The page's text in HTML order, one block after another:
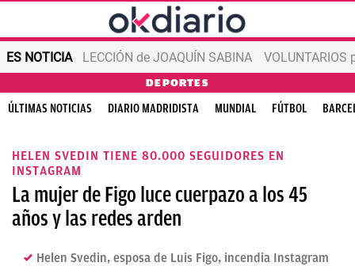
ES NOTICIA LECCIÓN de JOAQUÍN SABINA VOLUNTARIOS
DEPORTES
ÚLTIMAS NOTICIAS DIARIO MADRIDISTA MUNDIAL FÚTBOL
HELEN SVEDIN TIENE 80.000 SEGUIDORES EN
INSTAGRAM
La mujer de Figo luce cuerpazo a los 45
años y las redes arden
Helen Svedin, esposa de Luis Figo, incendia Instagram